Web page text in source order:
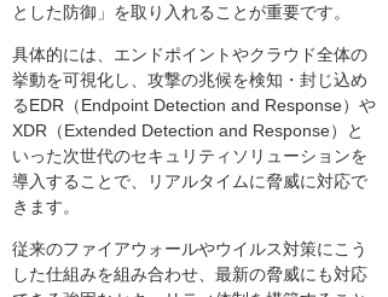
とした防御」を取り入れることが重要です。
具体的には、エンドポイントやクラウド全体の
挙動を可視化し、攻撃の兆候を検知・封じ込め
るEDR（Endpoint Detection and Response）や
XDR（Extended Detection and Response）と
いった次世代のセキュリティソリューションを
導入することで、リアルタイムに脅威に対応で
きます。
従来のファイアウォールやウイルス対策にこう
した仕組みを組み合わせ、最新の脅威にも対応